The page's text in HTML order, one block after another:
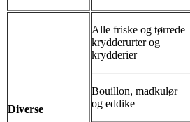
Diverse
Alle friske og tørrede
krydderurter og
krydderier
Bouillon, madkulør
og eddike